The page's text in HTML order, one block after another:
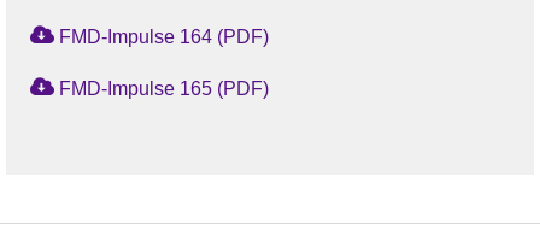
FMD-Impulse 164 (PDF)
FMD-Impulse 165 (PDF)